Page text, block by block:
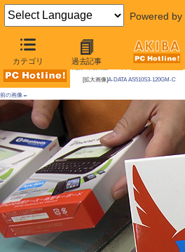
Powered by
カテゴリ 過去記事
AKIBA PC Hotline!
[拡大画像]A-DATA AS510S3-120GM-C
前の画像←